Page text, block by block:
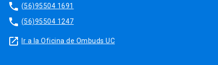
phone (56)95504 1691
phone (56)95504 1247
launch Ir a la Oficina de Ombuds UC